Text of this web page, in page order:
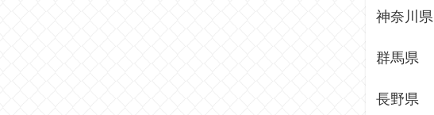
神奈川県
群馬県
長野県